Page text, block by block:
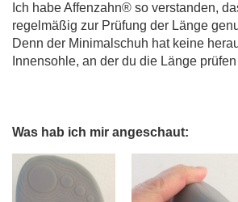
Ich habe Affenzahn® so verstanden,
regelmäßig zur Prüfung der Länge
Denn der Minimalschuh hat keine
Innensohle, an der du die Länge
Was hab ich mir angeschaut: